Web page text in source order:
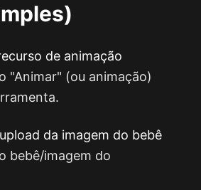
de animação
"Animar" (ou animação)
da imagem do bebê
bebê/imagem do